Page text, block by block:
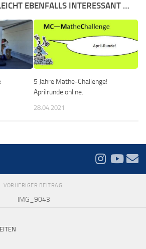
EBENFALLS INTERESSANT …
5 Jahre Mathe-Challenge!
Aprilrunde online.
28.04.2021
VORHERIGER BEITRAG
IMG_9043